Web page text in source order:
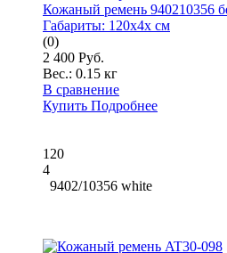
Кожаный ремень 940210356
Габариты: 120x4x см
(0)
2 400 Руб.
Вес.: 0.15 кг
В сравнение
Купить Подробнее
120
4
9402/10356 white